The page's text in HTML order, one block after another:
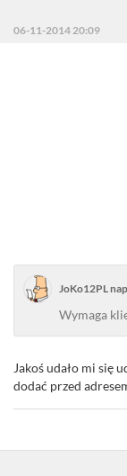
06-11-2014 20:09
JoKo12PL
Wymaga
Jakoś udało mi się
dodać przed